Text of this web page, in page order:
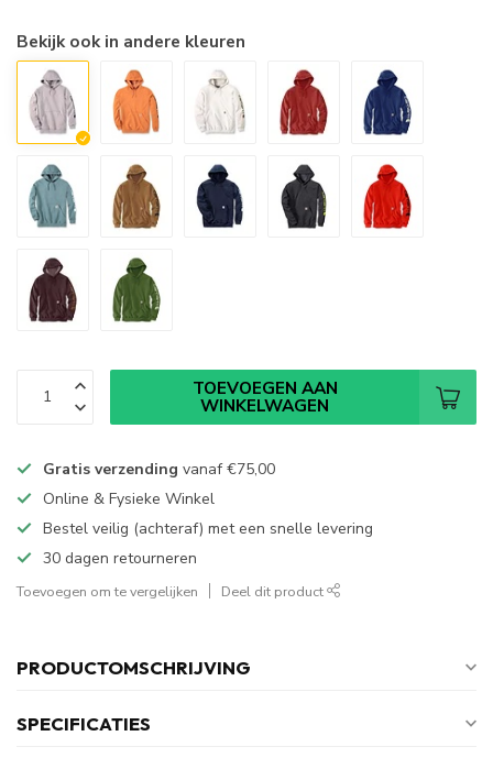
Bekijk ook in andere kleuren
TOEVOEGEN AAN
WINKELWAGEN
Gratis verzending vanaf€75,00
Online & Fysieke Winkel
Bestel veilig (achteraf) met een snelle levering
30 dagen retourneren
Toevoegen om te vergelijken Deel dit product
PRODUCTOMSCHRIJVING
SPECIFICATIES